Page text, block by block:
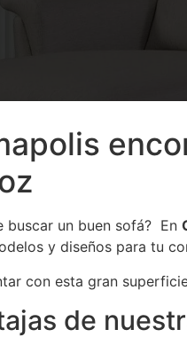
buscar un buen sofá? En
y diseños para tu
con esta gran
de